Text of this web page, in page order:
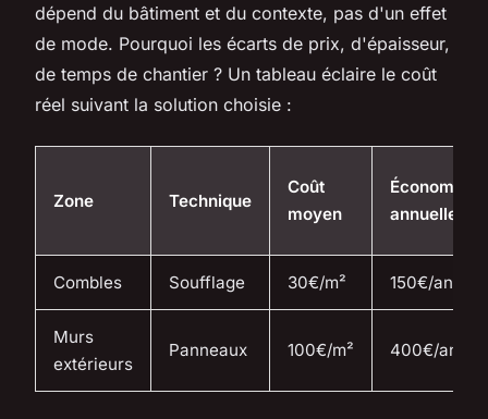
dépend du bâtiment et du contexte, pas d'un effet
de mode. Pourquoi les écarts de prix, d'épaisseur,
de temps de chantier ? Un tableau éclaire le coût
réel suivant la solution choisie :
Zone Technique
Coût
moyen
Économies
annuelles
Combles Soufflage 30€/m² 150€/an
Murs
extérieurs
Panneaux 100€/m² 400€/an